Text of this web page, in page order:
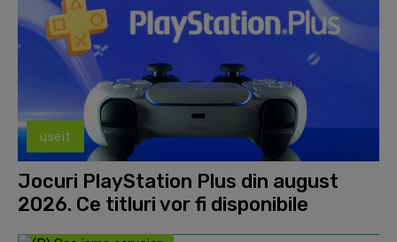
useit
Jocuri PlayStation Plus din august
2026. Ce titluri vor fi disponibile